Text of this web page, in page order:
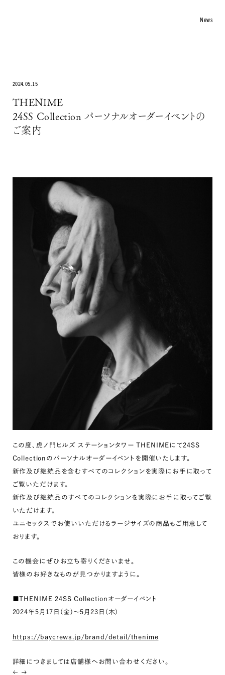
Otegami
KISSAKO
INFO
About
ONLINE STORE
News
2024.05.15
THENIME
24SS Collection パーソナルオーダーイベントの
ご案内
この度、虎ノ門ヒルズ ステーションタワー THENIMEにて24SS
Collectionのパーソナルオーダーイベントを開催いたします。
新作及び継続品を含むすべてのコレクションを実際にお手に取って
ご覧いただけます。
新作及び継続品のすべてのコレクションを実際にお手に取ってご覧
いただけます。
ユニセックスでお使いいただけるラージサイズの商品もご用意して
おります。
この機会にぜひお立ち寄りくださいませ。
皆様のお好きなものが見つかりますように。
■THENIME 24SS Collectionオーダーイベント
2024年5月17日(金)～5月23日(木)
https://baycrews.jp/brand/detail/thenime
詳細につきましては店舗様へお問い合わせください。